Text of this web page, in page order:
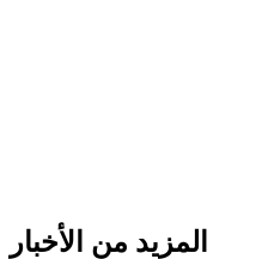
المزيد من الأخبار